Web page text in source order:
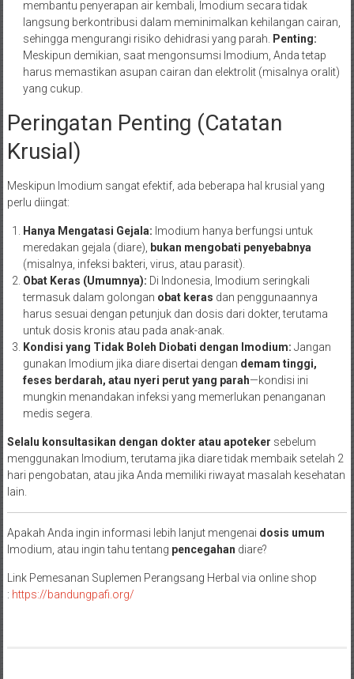
membantu penyerapan air kembali, Imodium secara tidak
langsung berkontribusi dalam meminimalkan kehilangan cairan,
sehingga mengurangi risiko dehidrasi yang parah.
Penting:
Meskipun demikian, saat mengonsumsi Imodium, Anda tetap
harus memastikan asupan cairan dan elektrolit (misalnya oralit)
yang cukup.
Peringatan Penting (Catatan
Krusial)
Meskipun Imodium sangat efektif, ada beberapa hal krusial yang
perlu diingat:
Hanya Mengatasi Gejala: Imodium hanya berfungsi untuk
meredakan gejala (diare),
bukan mengobati penyebabnya
(misalnya, infeksi bakteri, virus, atau parasit).
Obat Keras (Umumnya): Di Indonesia, Imodium seringkali
termasuk dalam golongan obat keras dan penggunaannya
harus sesuai dengan petunjuk dan dosis dari dokter, terutama
untuk dosis kronis atau pada anak-anak.
Kondisi yang Tidak Boleh Diobati dengan Imodium: Jangan
gunakan Imodium jika diare disertai dengan demam tinggi,
feses berdarah, atau nyeri perut yang parah—kondisi ini
mungkin menandakan infeksi yang memerlukan penanganan
medis segera.
Selalu konsultasikan dengan dokter atau apoteker sebelum
menggunakan Imodium, terutama jika diare tidak membaik setelah 2
hari pengobatan, atau jika Anda memiliki riwayat masalah kesehatan
lain.
Apakah Anda ingin informasi lebih lanjut mengenai dosis umum
Imodium, atau ingin tahu tentang pencegahan diare?
Link Pemesanan Suplemen Perangsang Herbal via online shop
: https://bandungpafi.org/